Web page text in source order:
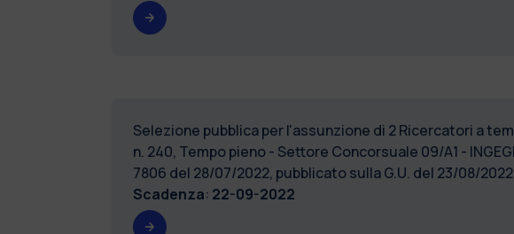
Selezione pubblica per l'assunzione di 2 Ricercatori a
n. 240, Tempo pieno - Settore Concorsuale 09/A1 -
7806 del 28/07/2022, pubblicato sulla G.U. del 23/08/
Scadenza: 22-09-2022